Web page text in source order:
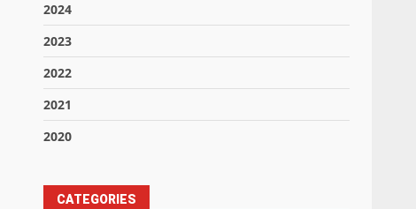
2024
2023
2022
2021
2020
CATEGORIES